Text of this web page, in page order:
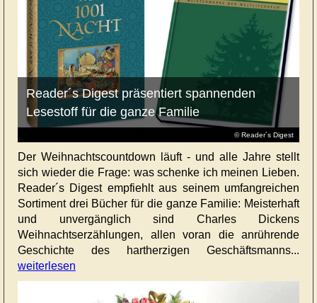
© Reader´s Digest
Reader´s Digest präsentiert spannenden
Lesestoff für die ganze Familie
Der Weihnachtscountdown läuft - und alle Jahre stellt
sich wieder die Frage: was schenke ich meinen Lieben.
Reader´s Digest empfiehlt aus seinem umfangreichen
Sortiment drei Bücher für die ganze Familie: Meisterhaft
und unvergänglich sind Charles Dickens
Weihnachtserzählungen, allen voran die anrührende
Geschichte des hartherzigen Geschäftsmanns...
weiterlesen